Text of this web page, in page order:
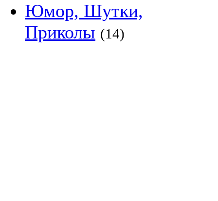
Юмор, Шутки,
Приколы (14)